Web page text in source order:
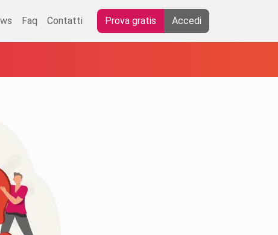
Faq Contatti Prova gratis Accedi